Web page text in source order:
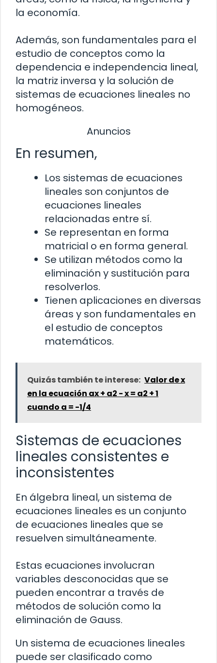
la economía.
Además, son fundamentales para el
estudio de conceptos como la
dependencia e independencia lineal,
la matriz inversa y la solución de
sistemas de ecuaciones lineales no
homogéneos.
Anuncios
En resumen,
Los sistemas de ecuaciones
lineales son conjuntos de
ecuaciones lineales
relacionadas entre sí.
Se representan en forma
matricial o en forma general.
Se utilizan métodos como la
eliminación y sustitución para
resolverlos.
Tienen aplicaciones en diversas
áreas y son fundamentales en
el estudio de conceptos
matemáticos.
Quizás también te interese: Valor de x
en la ecuación ax + a2 - x = a2 + 1
cuando a = -1/4
Sistemas de ecuaciones
lineales consistentes e
inconsistentes
En álgebra lineal, un sistema de
ecuaciones lineales es un conjunto
de ecuaciones lineales que se
resuelven simultáneamente.
Estas ecuaciones involucran
variables desconocidas que se
pueden encontrar a través de
métodos de solución como la
eliminación de Gauss.
Un sistema de ecuaciones lineales
puede ser clasificado como